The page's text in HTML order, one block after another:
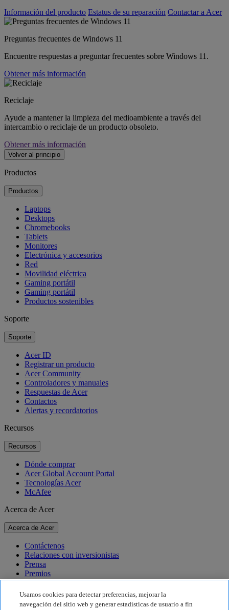
Información del producto Estatus de su reparación Contactar a Acer
Preguntas frecuentes de Windows 11
Encuentre respuestas a preguntar frecuentes sobre Windows 11.
Obtener más información
Reciclaje
Ayude a mantener la limpieza del medioambiente a través del
intercambio o reciclaje de un producto obsoleto.
Obtener más información
Volver al principio
Productos
Productos
Laptops
Desktops
Chromebooks
Tablets
Monitores
Electrónica y accesorios
Red
Movilidad eléctrica
Gaming portátil
Gaming portátil
Productos sostenibles
Soporte
Soporte
Acer ID
Registrar un producto
Acer Community
Controladores y manuales
Respuestas de Acer
Contactos
Alertas y recordatorios
Recursos
Recursos
Dónde comprar
Acer Global Account Portal
Tecnologías Acer
McAfee
Acerca de Acer
Acerca de Acer
Contáctenos
Relaciones con inversionistas
Prensa
Premios
Eventos
Sostenibilidad
Usamos cookies para detectar preferencias, mejorar la
navegación del sitio web y generar estadísticas de usuario a fin